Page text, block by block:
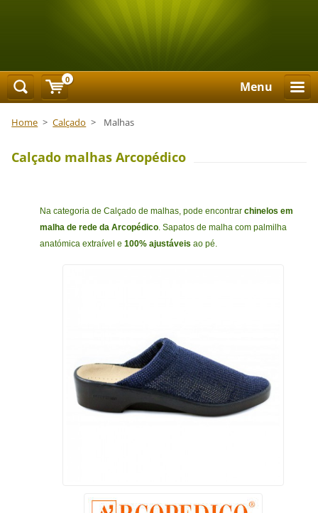
Menu
Home > Calçado > Malhas
Calçado malhas Arcopédico
Na categoria de Calçado de malhas, pode encontrarchinelos em
malha de rede da Arcopédico . Sapatos de malha com palmilha
anatómica extraível e100% ajustáveisao pé.
0